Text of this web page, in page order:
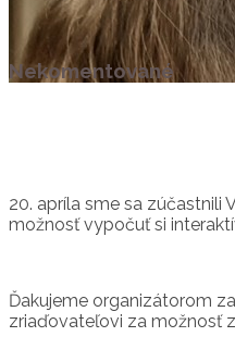
Nekomentované
20. apríla sme sa zúčastnili
možnosť vypočuť si
Ďakujeme organizátorom
zriaďovateľovi za možnosť